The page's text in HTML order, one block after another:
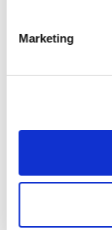
Marketing